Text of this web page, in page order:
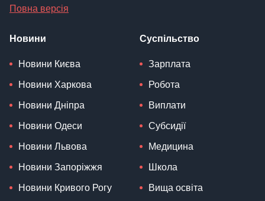
Повна версія
Новини
Новини Києва
Новини Харкова
Новини Дніпра
Новини Одеси
Новини Львова
Новини Запоріжжя
Новини Кривого Рогу
Суспільство
Зарплата
Робота
Виплати
Субсидії
Медицина
Школа
Вища освіта